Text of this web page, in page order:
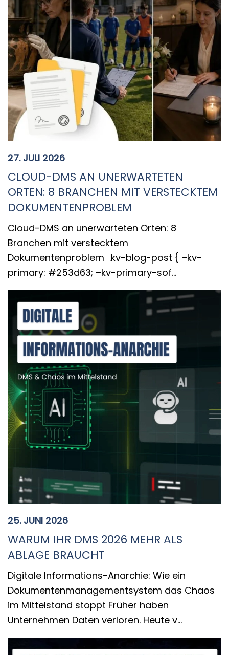
27. JULI 2026
CLOUD-DMS AN UNERWARTETEN
ORTEN: 8 BRANCHEN MIT VERSTECKTEM
DOKUMENTENPROBLEM
Cloud-DMS an unerwarteten Orten: 8
Branchen mit verstecktem
Dokumentenproblem .kv-blog-post { –kv-
primary: #253d63; –kv-primary-sof…
25. JUNI 2026
WARUM IHR DMS 2026 MEHR ALS
ABLAGE BRAUCHT
Digitale Informations-Anarchie: Wie ein
Dokumentenmanagementsystem das Chaos
im Mittelstand stoppt Früher haben
Unternehmen Daten verloren. Heute v…